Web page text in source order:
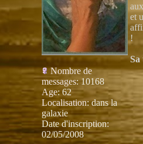
Nombre de
messages:10168
Age: 62
Localisation:dans la
galaxie
Date d'inscription:
02/05/2008
et
!